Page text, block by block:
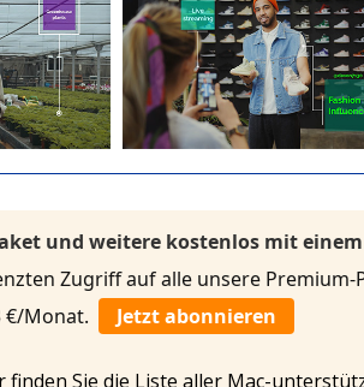
und weitere kostenlos mit
Zugriff auf alle unsere Premium-
€/Monat.
Jetzt abonnieren
finden Sie die Liste aller Mac-